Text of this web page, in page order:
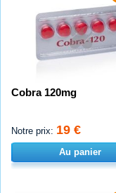
Cobra 120mg
Notre prix: 19 €
Au panier